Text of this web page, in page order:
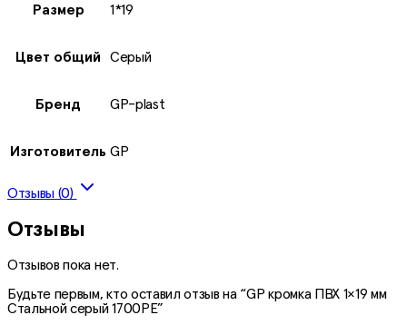
Размер 1*19
Цвет общий Серый
Бренд GP-plast
Изготовитель GP
Отзывы (0)
Отзывы
Отзывов пока нет.
Будьте первым, кто оставил отзыв на “GP кромка ПВХ 1×19 мм
Стальной серый 1700PE”